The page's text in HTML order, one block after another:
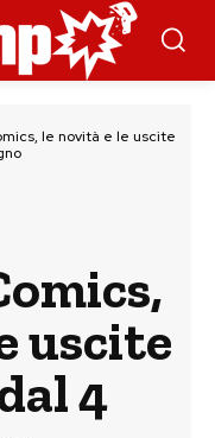
le novità e le uscite
uscite
4